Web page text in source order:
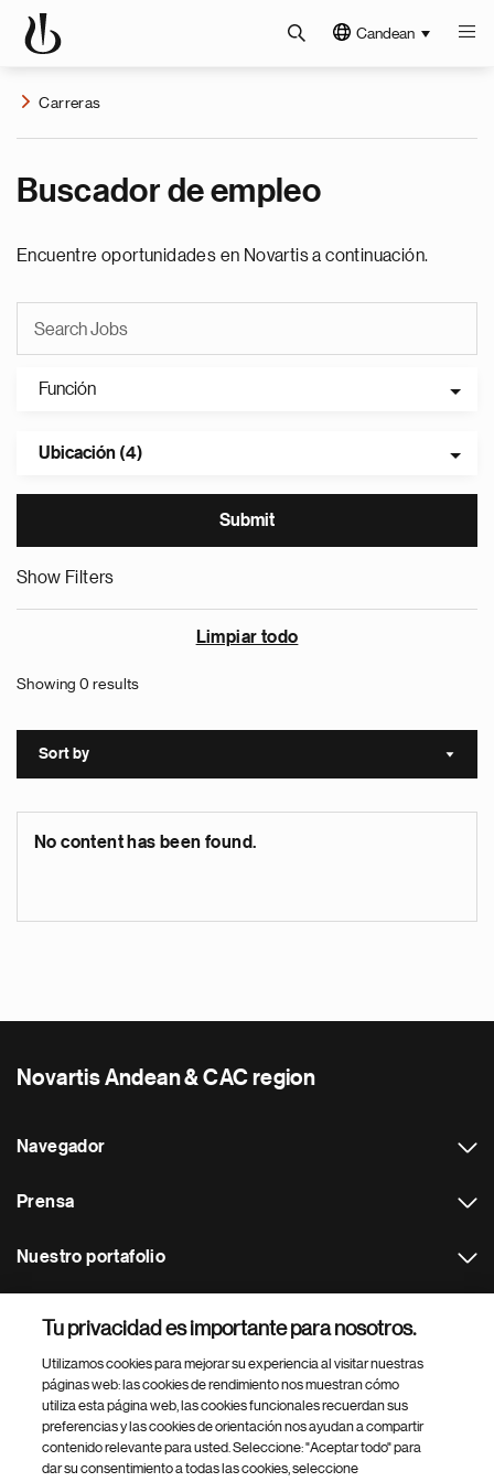
Candean
Carreras
Buscador de empleo
Encuentre oportunidades en Novartis a continuación.
Función
Ubicación (4)
Show Filters
Limpiar todo
Showing 0 results
Sort by Sort
No content has been found.
Novartis Andean & CAC region
Navegador
Prensa
Nuestro portafolio
Footer Site Search
Tu privacidad es importante para nosotros.
Utilizamos cookies para mejorar su experiencia al visitar nuestras
páginas web: las cookies de rendimiento nos muestran cómo
utiliza esta página web, las cookies funcionales recuerdan sus
preferencias y las cookies de orientación nos ayudan a compartir
contenido relevante para usted. Seleccione: "Aceptar todo" para
dar su consentimiento a todas las cookies, seleccione